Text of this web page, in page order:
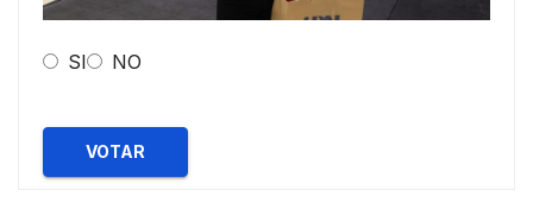
SI NO
VOTAR